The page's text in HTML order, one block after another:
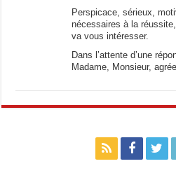
Perspicace, sérieux,
nécessaires à la
va vous intéresser.
Dans l’attente d’une
Madame, Monsieur,